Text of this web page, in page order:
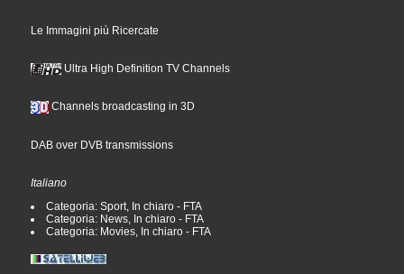
Le Immagini più Ricercate
Ultra High Definition TV Channels
Channels broadcasting in 3D
DAB over DVB transmissions
Italiano
Categoria: Sport, In chiaro - FTA
Categoria: News, In chiaro - FTA
Categoria: Movies, In chiaro - FTA